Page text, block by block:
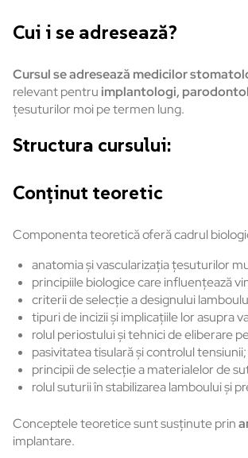
Cui i se adresează?
Cursul se adresează medicilor
relevant pentruimplantologi,
țesuturilor moi pe termen lung.
Structura cursului:
Conținut teoretic
Componenta teoretică oferă cadrul
anatomia și vascularizația țesuturilor
principiile biologice care influențează
criterii de selecție a designului
tipuri de incizii și implicațiile lor asupra
rolul periostului și tehnici de eliberare
pasivitatea tisulară și controlul tensiunii;
principii de selecție a materialelor de
rolul suturii în stabilizarea lamboului și
Conceptele teoretice sunt susținute prin
implantare.